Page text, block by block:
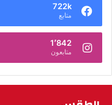
722k
متابع
1٬842
متابعون